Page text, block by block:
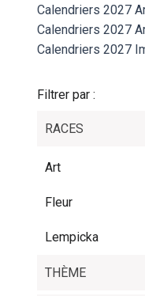
Calendriers 2027
Calendriers 2027
Calendriers 2027
Filtrer par :
RACES
Art
Fleur
Lempicka
THÈME